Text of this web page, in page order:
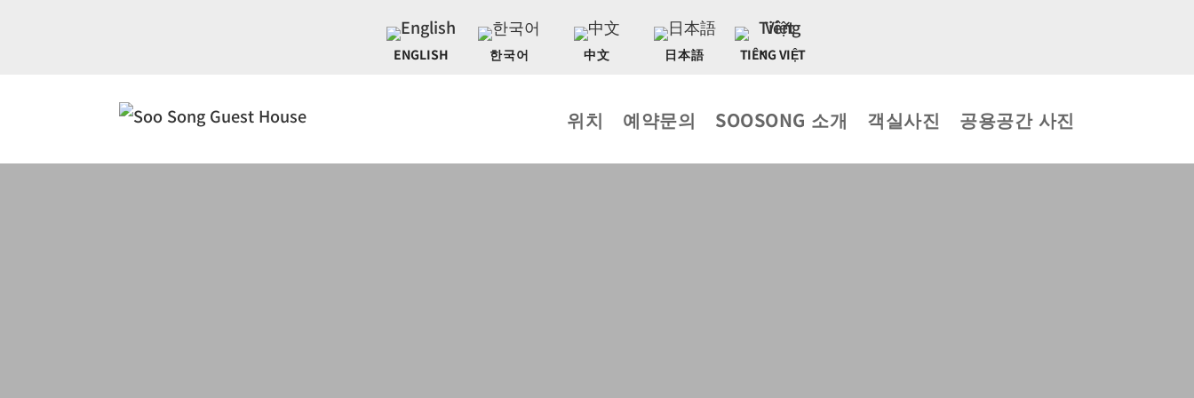
ENGLISH 한국어 中文 日本語 TIẾNG VIỆT
위치 예약문의 SOOSONG 소개 객실사진 공용공간 사진